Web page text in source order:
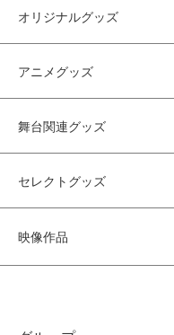
オリジナルグッズ
アニメグッズ
舞台関連グッズ
セレクトグッズ
映像作品